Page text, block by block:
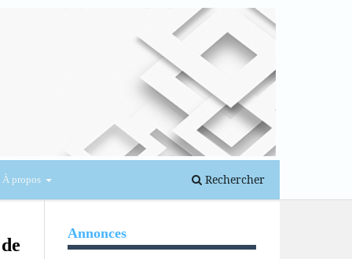
À propos Rechercher
Se connecter
Annonces